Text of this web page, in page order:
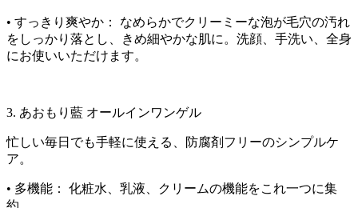
• すっきり爽やか： なめらかでクリーミーな泡が毛穴の汚れ
をしっかり落とし、きめ細やかな肌に。洗顔、手洗い、全身
にお使いいただけます。
3. あおもり藍 オールインワンゲル
忙しい毎日でも手軽に使える、防腐剤フリーのシンプルケ
ア。
• 多機能： 化粧水、乳液、クリームの機能をこれ一つに集
約。